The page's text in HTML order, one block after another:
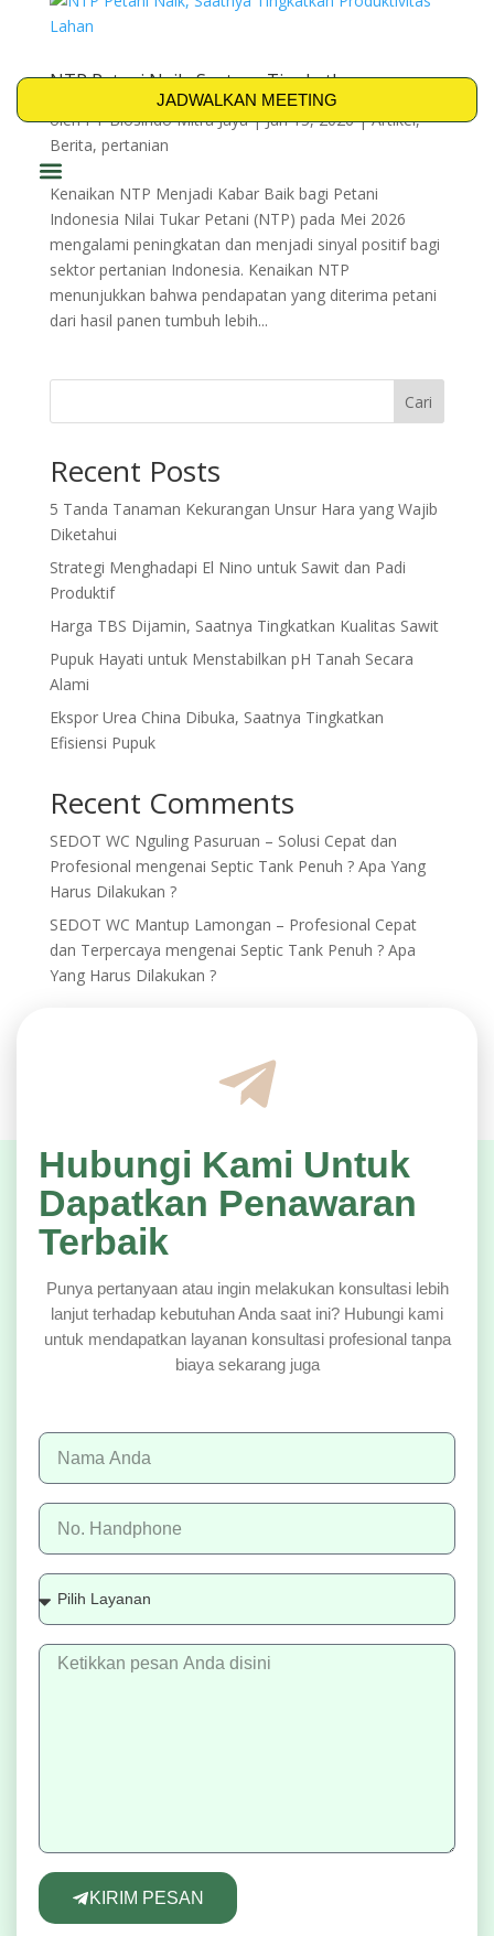
JADWALKAN MEETING
NTP Petani Naik, Saatnya Tingkatkan
Produktivitas Lahan
olehPT Biosindo Mitra Jaya|Jun 15, 2026|Artikel,
Berita, pertanian
Kenaikan NTP Menjadi Kabar Baik bagi Petani
Indonesia Nilai Tukar Petani (NTP) pada Mei 2026
mengalami peningkatan dan menjadi sinyal positif bagi
sektor pertanian Indonesia. Kenaikan NTP
menunjukkan bahwa pendapatan yang diterima petani
dari hasil panen tumbuh lebih...
Cari
Recent Posts
5 Tanda Tanaman Kekurangan Unsur Hara yang Wajib
Diketahui
Strategi Menghadapi El Nino untuk Sawit dan Padi
Produktif
Harga TBS Dijamin, Saatnya Tingkatkan Kualitas Sawit
Pupuk Hayati untuk Menstabilkan pH Tanah Secara
Alami
Ekspor Urea China Dibuka, Saatnya Tingkatkan
Efisiensi Pupuk
Recent Comments
SEDOT WC Nguling Pasuruan – Solusi Cepat dan
Profesional mengenai Septic Tank Penuh ? Apa Yang
Harus Dilakukan ?
SEDOT WC Mantup Lamongan – Profesional Cepat
dan Terpercaya mengenai Septic Tank Penuh ? Apa
Yang Harus Dilakukan ?
KIRIM PESAN
Hubungi Kami Untuk
Dapatkan Penawaran
Terbaik
Punya pertanyaan atau ingin melakukan konsultasi lebih
lanjut terhadap kebutuhan Anda saat ini? Hubungi kami
untuk mendapatkan layanan konsultasi profesional tanpa
biaya sekarang juga